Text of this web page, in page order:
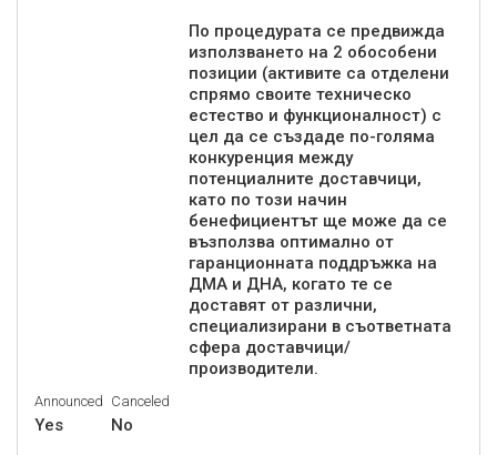
По процедурата се предвижда
използването на 2 обособени
позиции (активите са отделени
спрямо своите техническо
естество и функционалност) с
цел да се създаде по-голяма
конкуренция между
потенциалните доставчици,
като по този начин
бенефициентът ще може да се
възползва оптимално от
гаранционната поддръжка на
ДМА и ДНА, когато те се
доставят от различни,
специализирани в съответната
сфера доставчици/
производители.
Announced
Yes
Canceled
No